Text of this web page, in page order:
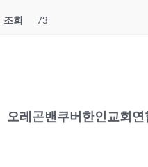
조회 73
오레곤밴쿠버한인교회